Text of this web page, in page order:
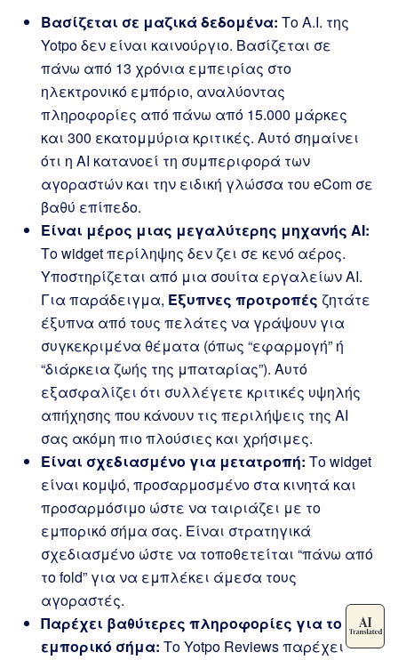
Βασίζεται σε μαζικά δεδομένα: Το A.I. της
Yotpo δεν είναι καινούργιο. Βασίζεται σε
πάνω από 13 χρόνια εμπειρίας στο
ηλεκτρονικό εμπόριο, αναλύοντας
πληροφορίες από πάνω από 15.000 μάρκες
και 300 εκατομμύρια κριτικές. Αυτό σημαίνει
ότι η AΙ κατανοεί τη συμπεριφορά των
αγοραστών και την ειδική γλώσσα του eCom σε
βαθύ επίπεδο.
Είναι μέρος μιας μεγαλύτερης μηχανής AI:
Το widget περίληψης δεν ζει σε κενό αέρος.
Υποστηρίζεται από μια σουίτα εργαλείων AI.
Για παράδειγμα, Έξυπνες προτροπές ζητάτε
έξυπνα από τους πελάτες να γράψουν για
συγκεκριμένα θέματα (όπως “εφαρμογή” ή
“διάρκεια ζωής της μπαταρίας”). Αυτό
εξασφαλίζει ότι συλλέγετε κριτικές υψηλής
απήχησης που κάνουν τις περιλήψεις της AI
σας ακόμη πιο πλούσιες και χρήσιμες.
Είναι σχεδιασμένο για μετατροπή: Το widget
είναι κομψό, προσαρμοσμένο στα κινητά και
προσαρμόσιμο ώστε να ταιριάζει με το
εμπορικό σήμα σας. Είναι στρατηγικά
σχεδιασμένο ώστε να τοποθετείται “πάνω από
το fold” για να εμπλέκει άμεσα τους
αγοραστές.
Παρέχει βαθύτερες πληροφορίες για το
εμπορικό σήμα: Το Yotpo Reviews παρέχει